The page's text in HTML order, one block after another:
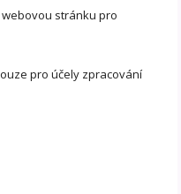
stránku pro
pro účely zpracování